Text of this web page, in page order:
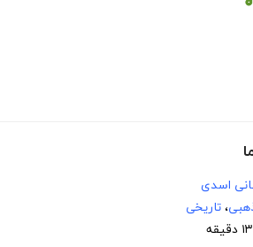
اسدی
، تاریخی